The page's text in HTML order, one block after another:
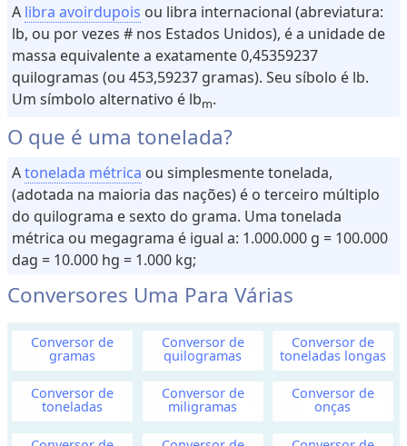
V
o
l
u
e
M
a
s
s
o
u
P
e
s
o
A libra avoirdupois ou libra internacional (abreviatura:
lb, ou por vezes # nos Estados Unidos), é a unidade de
massa equivalente a exatamente 0,45359237
quilogramas (ou 453,59237 gramas). Seu síbolo é lb.
Um símbolo alternativo é lbm.
O que é uma tonelada?
Atonelada métrica ou simplesmente tonelada,
(adotada na maioria das nações) é o terceiro múltiplo
do quilograma e sexto do grama. Uma tonelada
métrica ou megagrama é igual a: 1.000.000 g = 100.000
dag = 10.000 hg = 1.000 kg;
Conversores Uma Para Várias
Conversor de
gramas
Conversor de
quilogramas
Conversor de
toneladas longas
Conversor de
toneladas
Conversor de
miligramas
Conversor de
onças